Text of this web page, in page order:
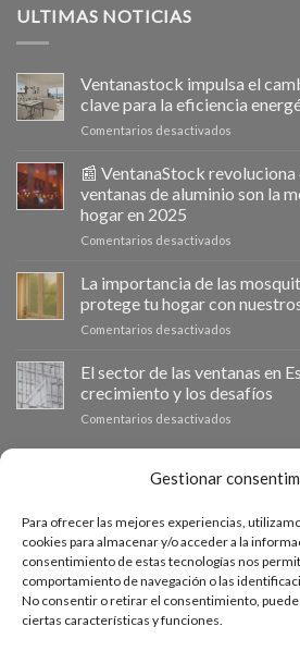
Gestionar
Para ofrecer las mejores experiencias,
cookies para almacenar y/o acceder a la
consentimiento de estas tecnologías nos
comportamiento de navegación o las
No consentir o retirar el consentimiento,
ciertas características y funciones.
ULTIMAS NOTICIAS
Ventanastock impulsa el
clave para la eficiencia
Comentarios desactivados
impulsa
el
cambio
la
en
los
📰 VentanaStock
ventanas de aluminio son la
hogar en 2025
Comentarios desactivados
revoluciona
el
qué
las
la
inversión
para
hogar
en
2025
La importancia de las
protege tu hogar con
Comentarios desactivados
importancia
de
las
ventanas:
hogar
con
nuestros
productos.
El sector de las ventanas en
crecimiento y los desafíos
Comentarios desactivados
de
en
España
en
2025:
entre
PRESUPUESTO A MEDIDA
Si necesitas ventanas de otras
presupuesto a medida desde nuestro
de presupuesto.